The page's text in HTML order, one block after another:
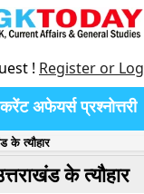
! Register or
करेंट अफेयर्स प्रश्नोत्तरी
के त्यौहार
के त्यौहार